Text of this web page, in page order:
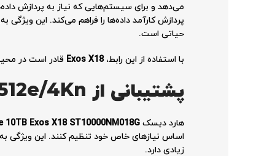
می‌دهد و برای سیستم‌هایی که نیاز به پردازش
پردازش کارآمد داده‌ها را فراهم می‌کند. این
حیاتی است.
با استفاده از این رابط،Exos X18 قادر است در
پشتیبانی از 4Kn
هارد دیسک 10TB Exos X18 ST10000NM018G
اساس نیازهای خاص خود تنظیم کنند. این ویژگی
زیادی دارد.